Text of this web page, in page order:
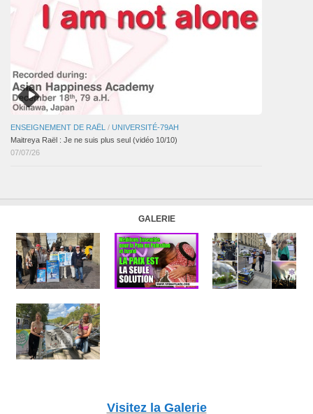
ENSEIGNEMENT DE RAËL / UNIVERSITÉ-79AH
Maitreya Raël : Je ne suis plus seul (vidéo 10/10)
07/07/26
GALERIE
Visitez la Galerie